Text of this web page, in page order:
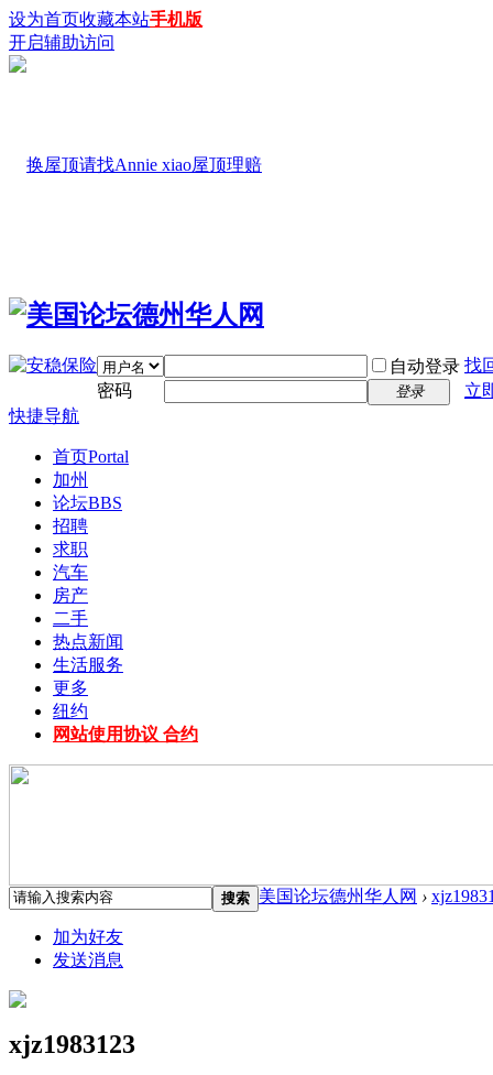
设为首页收藏本站手机版
开启辅助访问
自动登录 找
密码
登录
立
快捷导航
首页Portal
加州
论坛BBS
招聘
求职
汽车
房产
二手
热点新闻
生活服务
更多
纽约
网站使用协议 合约
搜索 美国论坛德州华人网 ›
加为好友
发送消息
xjz1983123